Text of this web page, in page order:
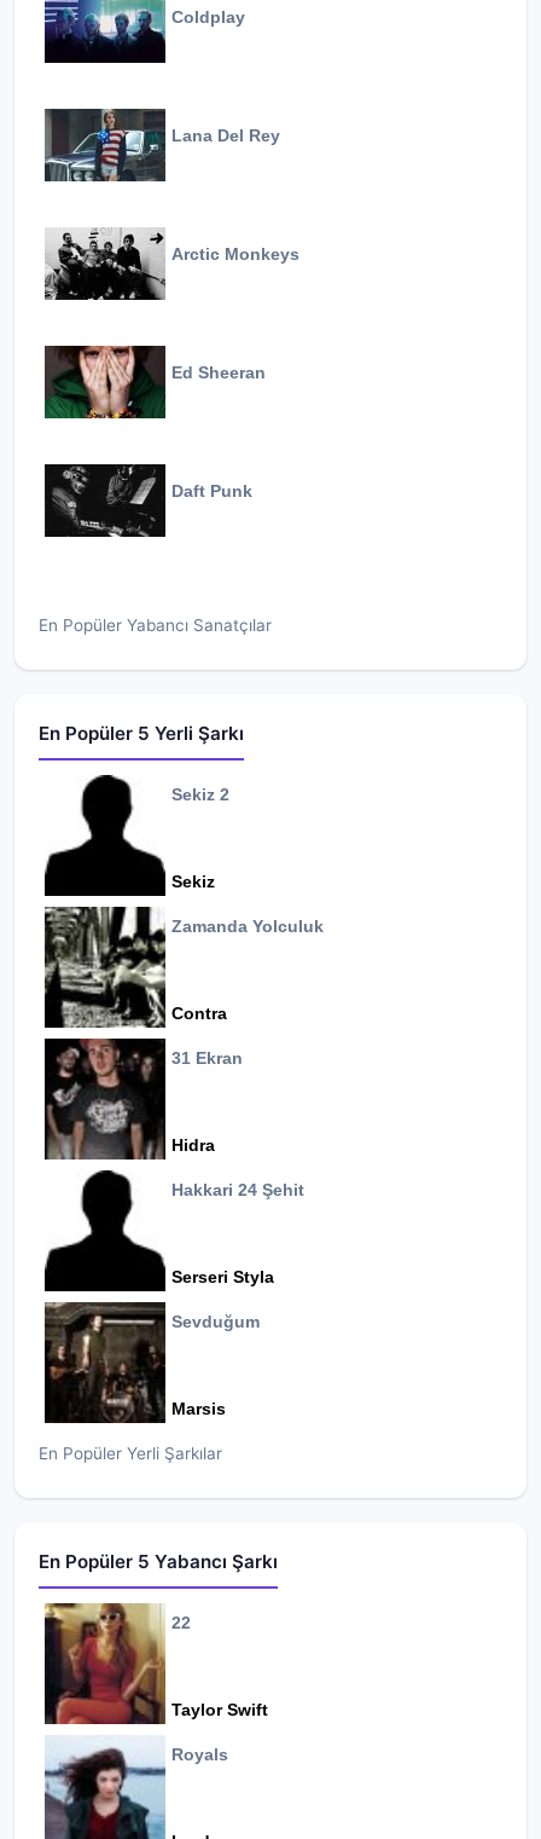
Coldplay
Lana Del Rey
Arctic Monkeys
Ed Sheeran
Daft Punk
En Popüler Yabancı Sanatçılar
En Popüler 5 Yerli Şarkı
Sekiz 2
Sekiz
Zamanda Yolculuk
Contra
31 Ekran
Hidra
Hakkari 24 Şehit
Serseri Styla
Sevduğum
Marsis
En Popüler Yerli Şarkılar
En Popüler 5 Yabancı Şarkı
22
Taylor Swift
Royals